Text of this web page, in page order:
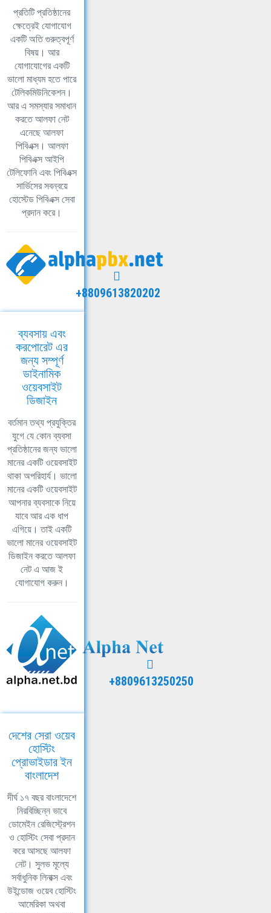
প্রতিটি প্রতিষ্ঠানের
ক্ষেত্রেই যোগাযোগ
একটি অতি গুরুত্বপূর্ণ
বিষয়। আর
যোগাযোগের একটি
ভালো মাধ্যম হতে পারে
টেলিকমিউনিকেশন।
আর এ সমস্যার সমাধান
করতে আলফা নেট
এনেছে আলফা
পিবিএক্স। আলফা
পিবিএক্স আইপি
টেলিফোনি এবং পিবিএক্স
সার্ভিসের সবন্বয়ে
হোস্টেড পিবিএক্স সেবা
প্রদান করে।
+8809613820202
ব্যবসায় এবং
করপোরেট এর
জন্য সম্পূর্ণ
ডাইনামিক
ওয়েবসাইট
ডিজাইন
বর্তমান তথ্য প্রযুক্তির
যুগে যে কোন ব্যবসা
প্রতিষ্ঠানের জন্য ভালো
মানের একটি ওয়েবসাইট
থাকা অপরিহার্য। ভালো
মানের একটি ওয়েবসাইট
আপনার ব্যবসাকে নিয়ে
যাবে আর এক ধাপ
এগিয়ে। তাই একটি
ভালো মানের ওয়েবসাইট
ডিজাইন করতে আলফা
নেট এ আজ ই
যোগাযোগ করুন।
+8809613250250
দেশের সেরা ওয়েব
হোস্টিং
প্রোভাইডার ইন
বাংলাদেশ
দীর্ঘ ১৭ বছর বাংলাদেশে
নিরবিচ্ছিন্ন ভাবে
ডোমেইন রেজিস্ট্রেশন
ও হোস্টিং সেবা প্রদান
করে আসছে আলফা
নেট। সুলভ মূল্যে
সর্বাধুনিক লিনাক্স এবং
উইন্ডোজ ওয়েব হোস্টিং
আমেরিকা অথবা